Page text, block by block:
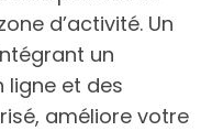
d’activité. Un
un
ligne et des
améliore votre